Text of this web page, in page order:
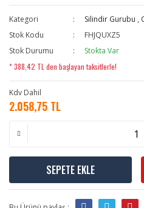
Kategori Silindir Gurubu ,
Stok Kodu
FHJQUXZ5
Stok Durumu
Stokta Var
* 388,42 TL den başlayan taksitlerle!
Kdv Dahil
2.058,75 TL
SEPETE EKLE